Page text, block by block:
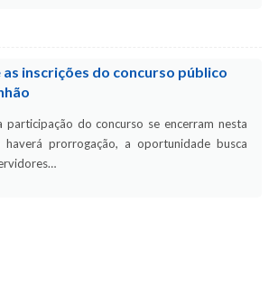
as inscrições do concurso público
participação do concurso se encerram nesta
prorrogação, a oportunidade busca